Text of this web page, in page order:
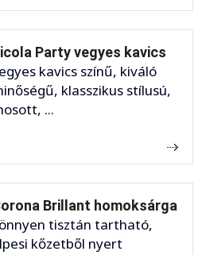
Party vegyes kavics
kavics színű, kiváló
klasszikus stílusú,
...
Brillant homoksárga
tisztán tartható,
kőzetből nyert